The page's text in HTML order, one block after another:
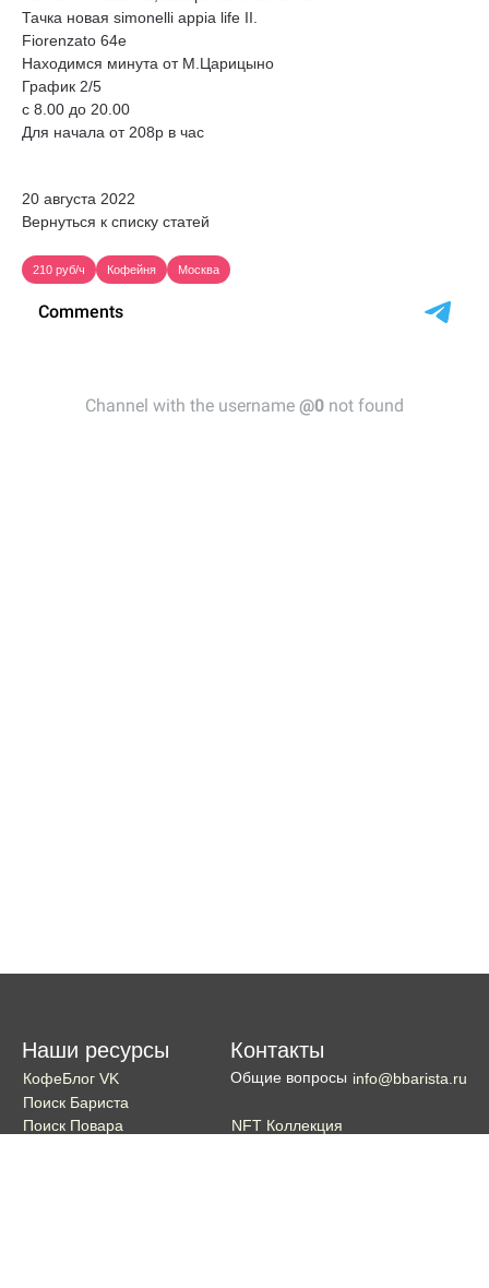
Тачка новая simonelli appia life II.
Fiorenzato 64e
Находимся минута от М.Царицыно
График 2/5
с 8.00 до 20.00
Для начала от 208р в час
20 августа 2022
Вернуться к списку статей
210 руб/ч Кофейня Москва
Наши ресурсы
КофеБлог VK
Поиск Бариста
Поиск Повара
Контакты
Общие вопросы info@bbarista.ru
NFT Коллекция